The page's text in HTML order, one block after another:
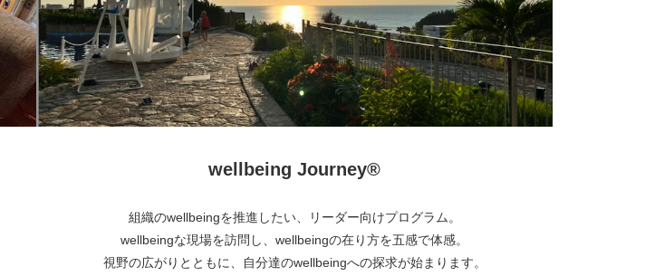
wellbeing Journey®︎
組織のwellbeingを推進したい、リーダー向けプログラム。
wellbeingな現場を訪問し、wellbeingの在り方を五感で体感。
視野の広がりとともに、自分達のwellbeingへの探求が始まります。